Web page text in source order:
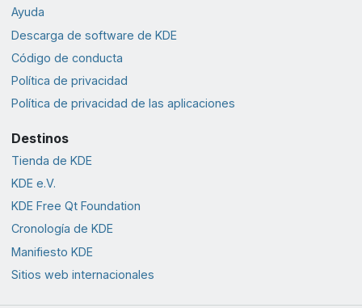
Ayuda
Descarga de software de KDE
Código de conducta
Política de privacidad
Política de privacidad de las aplicaciones
Destinos
Tienda de KDE
KDE e.V.
KDE Free Qt Foundation
Cronología de KDE
Manifiesto KDE
Sitios web internacionales